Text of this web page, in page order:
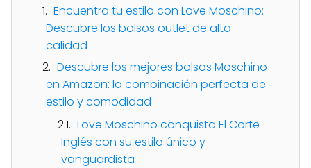
Encuentra tu estilo con Love Moschino:
Descubre los bolsos outlet de alta
calidad
Descubre los mejores bolsos Moschino
en Amazon: la combinación perfecta de
estilo y comodidad
Love Moschino conquista El Corte
Inglés con su estilo único y
vanguardista